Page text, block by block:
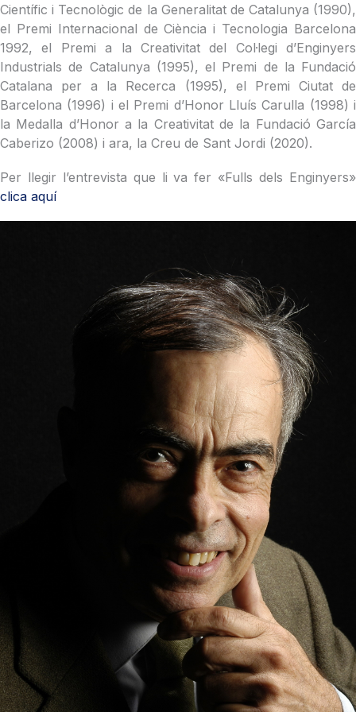
Científic i Tecnològic de la Generalitat de Catalunya (1990),
el Premi Internacional de Ciència i Tecnologia Barcelona
1992, el Premi a la Creativitat del Col·legi d’Enginyers
Industrials de Catalunya (1995), el Premi de la Fundació
Catalana per a la Recerca (1995), el Premi Ciutat de
Barcelona (1996) i el Premi d’Honor Lluís Carulla (1998) i
la Medalla d’Honor a la Creativitat de la Fundació García
Caberizo (2008) i ara, la Creu de Sant Jordi (2020).
Per llegir l’entrevista que li va fer «Fulls dels Enginyers»
clica aquí